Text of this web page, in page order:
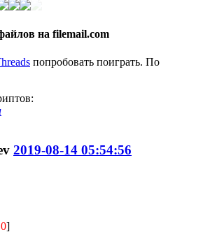
на filemail.com
попробовать поиграть. По
2019-08-14 05:54:56
0]